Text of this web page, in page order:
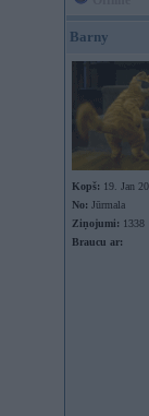
Barny
Kopš: 19. Jan
No: Jūrmala
Ziņojumi: 1338
Braucu ar: